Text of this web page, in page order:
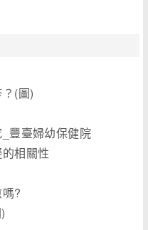
(圖)
豐臺婦幼保健院
相關性
?